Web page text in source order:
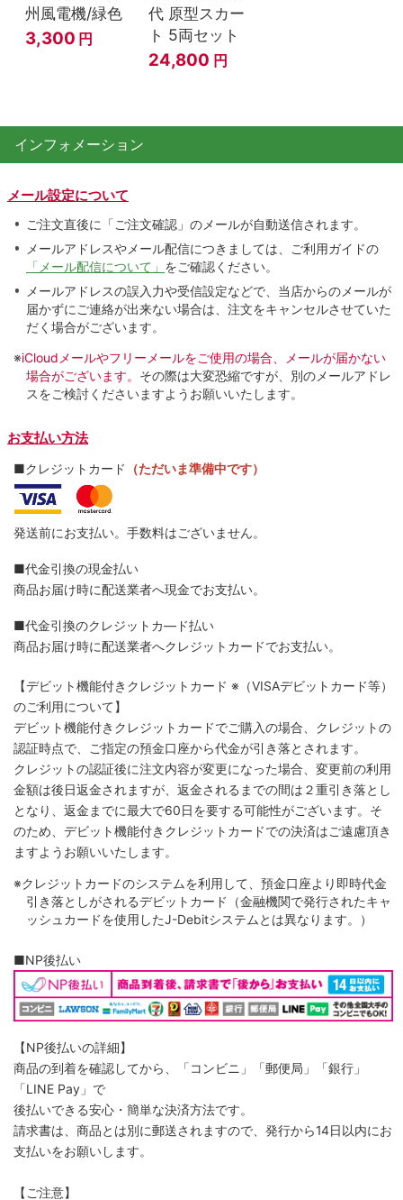
州風電機/緑色
3,300 円
代 原型スカー
ト 5両セット
24,800 円
インフォメーション
メール設定について
ご注文直後に「ご注文確認」のメールが自動送信されます。
メールアドレスやメール配信につきましては、ご利用ガイドの
「メール配信について」 をご確認ください。
メールアドレスの誤入力や受信設定などで、当店からのメールが
届かずにご連絡が出来ない場合は、注文をキャンセルさせていた
だく場合がございます。
※iCloudメールやフリーメールをご使用の場合、メールが届かない
場合がございます。 その際は大変恐縮ですが、別のメールアドレ
スをご検討くださいますようお願いいたします。
お支払い方法
■クレジットカード （ただいま準備中です）
発送前にお支払い。手数料はございません。
■代金引換の現金払い
商品お届け時に配送業者へ現金でお支払い。
■代金引換のクレジットカ―ド払い
商品お届け時に配送業者へクレジットカードでお支払い。
【デビット機能付きクレジットカード ※（VISAデビットカード等）
のご利用について】
デビット機能付きクレジットカードでご購入の場合、クレジットの
認証時点で、ご指定の預金口座から代金が引き落とされます。
クレジットの認証後に注文内容が変更になった場合、変更前の利用
金額は後日返金されますが、返金されるまでの間は２重引き落とし
となり、返金までに最大で60日を要する可能性がございます。そ
のため、デビット機能付きクレジットカードでの決済はご遠慮頂き
ますようお願いいたします。
※クレジットカードのシステムを利用して、預金口座より即時代金
引き落としがされるデビットカード（金融機関で発行されたキャ
ッシュカードを使用したJ-Debitシステムとは異なります。）
■NP後払い
【NP後払いの詳細】
商品の到着を確認してから、「コンビニ」「郵便局」「銀行」
「LINE Pay」で
後払いできる安心・簡単な決済方法です。
請求書は、商品とは別に郵送されますので、発行から14日以内にお
支払いをお願いします。
【ご注意】